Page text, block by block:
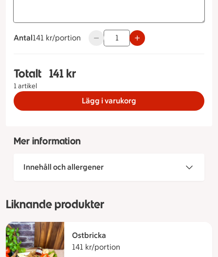
Antal
141 kronor per portion
141 kr/portion Använd knapparna för att minska
Totalt
1 artikel
Totalt 1 stycken Italienskt fat, 141 kronor
141 kr
Lägg i varukorg
Mer information
Innehåll och allergener
Liknande produkter
Ostbricka
141 kr/portion